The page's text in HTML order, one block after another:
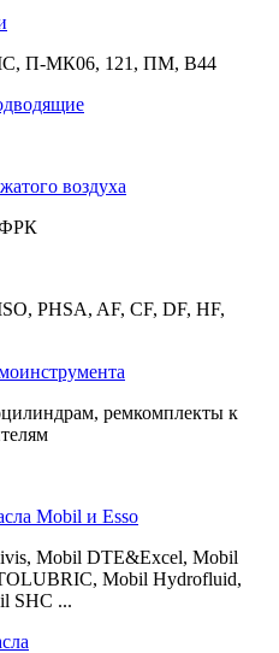
П-МК06, 121, ПМ, В44
воздуха
PHSA, AF, CF, DF, HF,
ремкомплекты к
Mobil и Esso
Mobil DTE&Excel, Mobil
Mobil Hydrofluid,
SHC ...